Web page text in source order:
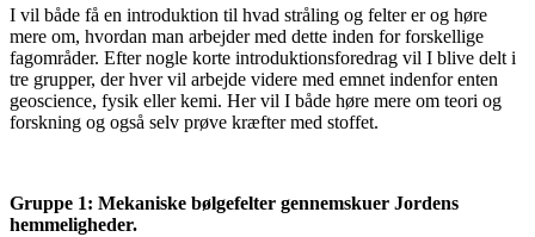
I vil både få en introduktion til hvad stråling og felter er og høre
mere om, hvordan man arbejder med dette inden for forskellige
fagområder. Efter nogle korte introduktionsforedrag vil I blive delt i
tre grupper, der hver vil arbejde videre med emnet indenfor enten
geoscience, fysik eller kemi. Her vil I både høre mere om teori og
forskning og også selv prøve kræfter med stoffet.
Gruppe 1: Mekaniske bølgefelter gennemskuer Jordens
hemmeligheder.